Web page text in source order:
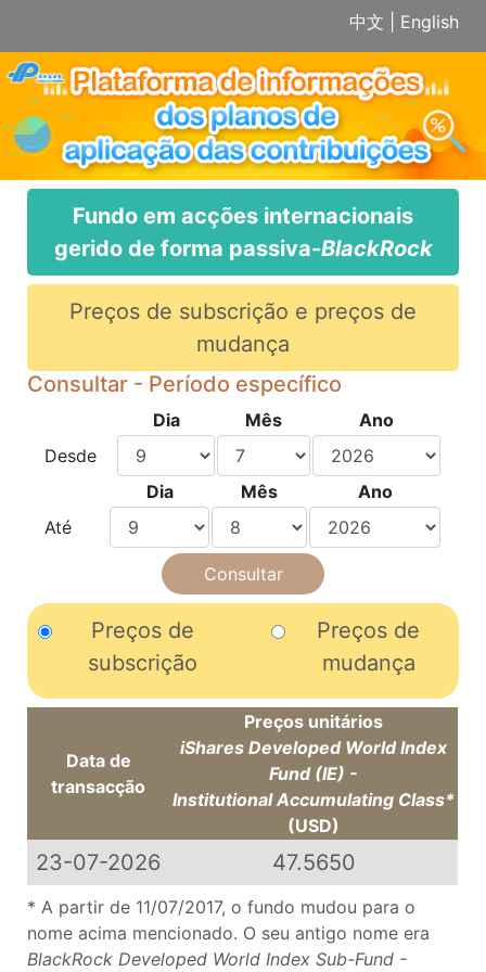
中文 English
Fundo em acções internacionais
gerido de forma passiva-BlackRock
Preços de subscrição e preços de
mudança
Consultar - Período específico
Dia Mês
Ano
Desde
Dia
Mês
Ano
Até
Preços de
subscrição
Preços de
mudança
Data de
transacção
Preços unitários
iShares Developed World Index
Fund (IE) -
Institutional Accumulating Class*
(USD)
23-07-2026 47.5650
* A partir de 11/07/2017, o fundo mudou para o
nome acima mencionado. O seu antigo nome era
BlackRock Developed World Index Sub-Fund -